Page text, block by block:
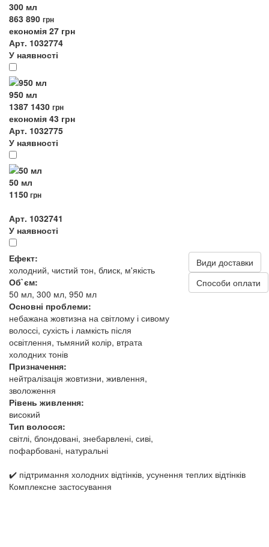
300 мл
863 890 грн
економія 27 грн
Арт. 1032774
У наявності
950 мл
1387 1430 грн
економія 43 грн
Арт. 1032775
У наявності
50 мл
1150грн
Арт. 1032741
У наявності
Ефект:
холодний, чистий тон, блиск, м'якість
Об`єм:
50 мл, 300 мл, 950 мл
Основні проблеми:
небажана жовтизна на світлому і сивому
волоссі, сухість і ламкість після
освітлення, тьмяний колір, втрата
холодних тонів
Призначення:
нейтралізація жовтизни, живлення,
зволоження
Рівень живлення:
високий
Тип волосся:
світлі, блондовані, знебарвлені, сиві,
пофарбовані, натуральні
Види доставки
Способи оплати
✔️ підтримання холодних відтінків, усунення теплих відтінків
Комплексне застосування